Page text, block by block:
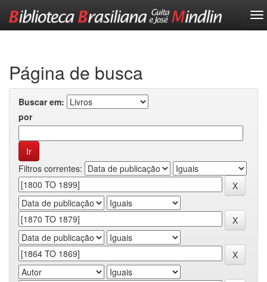
Página de busca
Buscar em:
por
Filtros correntes: